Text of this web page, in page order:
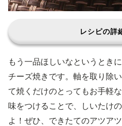
レシピの詳
もう一品ほしいなというとき
チーズ焼きです。軸を取り除
て焼くだけのとってもお手軽
味をつけることで、しいたけ
よ！ぜひ、できたてのアツア